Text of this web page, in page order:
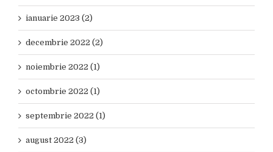
ianuarie 2023 (2)
decembrie 2022 (2)
noiembrie 2022 (1)
octombrie 2022 (1)
septembrie 2022 (1)
august 2022 (3)